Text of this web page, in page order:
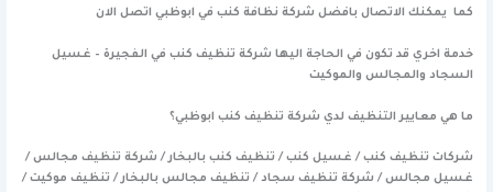
كما يمكنك الاتصال بافضل شركة نظافة كنب في ابوظبي اتصل الان
خدمة اخري قد تكون في الحاجة اليها شركة تنظيف كنب في الفجيرة – غسيل
السجاد والمجالس والموكيت
ما هي معايير التنظيف لدي شركة تنظيف كنب ابوظبي؟
شركات تنظيف كنب / غسيل كنب / تنظيف كنب بالبخار / شركة تنظيف مجالس /
غسيل مجالس / شركة تنظيف سجاد / تنظيف مجالس بالبخار / تنظيف موكيت /